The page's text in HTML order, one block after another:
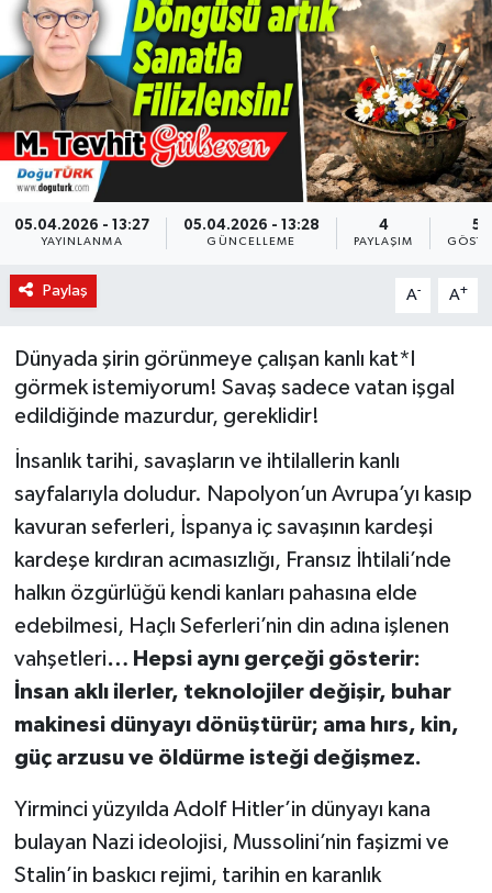
05.04.2026 - 13:27
YAYINLANMA
05.04.2026 - 13:28
GÜNCELLEME
4
PAYLAŞIM
52
Paylaş A- A+
Dünyada şirin görünmeye çalışan kanlı kat*l
görmek istemiyorum! Savaş sadece vatan işgal
edildiğinde mazurdur, gereklidir!
İnsanlık tarihi, savaşların ve ihtilallerin kanlı
sayfalarıyla doludur. Napolyon’un Avrupa’yı kasıp
kavuran seferleri, İspanya iç savaşının kardeşi
kardeşe kırdıran acımasızlığı, Fransız İhtilali’nde
halkın özgürlüğü kendi kanları pahasına elde
edebilmesi, Haçlı Seferleri’nin din adına işlenen
vahşetleri… Hepsi aynı gerçeği gösterir:
İnsan aklı ilerler, teknolojiler değişir, buhar
makinesi dünyayı dönüştürür; ama hırs, kin,
güç arzusu ve öldürme isteği değişmez.
Yirminci yüzyılda Adolf Hitler’in dünyayı kana
bulayan Nazi ideolojisi, Mussolini’nin faşizmi ve
Stalin’in baskıcı rejimi, tarihin en karanlık
KÜLTÜR-SANAT
Magazin
Medya
Politika
Spor
Türkiye
Yaşam